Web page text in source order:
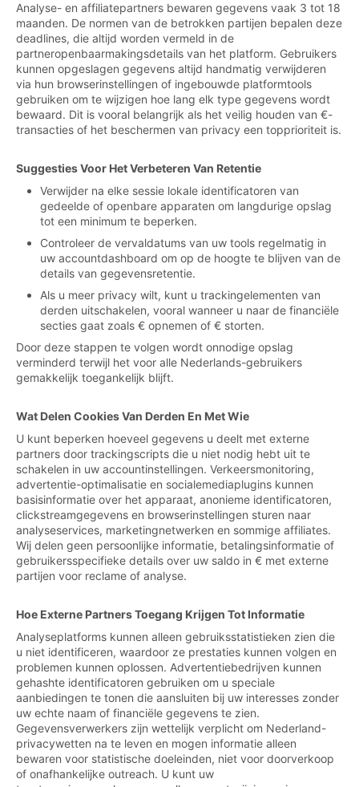
Analyse- en affiliatepartners bewaren gegevens vaak 3 tot 18
maanden. De normen van de betrokken partijen bepalen deze
deadlines, die altijd worden vermeld in de
partneropenbaarmakingsdetails van het platform. Gebruikers
kunnen opgeslagen gegevens altijd handmatig verwijderen
via hun browserinstellingen of ingebouwde platformtools
gebruiken om te wijzigen hoe lang elk type gegevens wordt
bewaard. Dit is vooral belangrijk als het veilig houden van €-
transacties of het beschermen van privacy een topprioriteit is.
Suggesties Voor Het Verbeteren Van Retentie
Verwijder na elke sessie lokale identificatoren van
gedeelde of openbare apparaten om langdurige opslag
tot een minimum te beperken.
Controleer de vervaldatums van uw tools regelmatig in
uw accountdashboard om op de hoogte te blijven van de
details van gegevensretentie.
Als u meer privacy wilt, kunt u trackingelementen van
derden uitschakelen, vooral wanneer u naar de financiële
secties gaat zoals € opnemen of € storten.
Door deze stappen te volgen wordt onnodige opslag
verminderd terwijl het voor alle Nederlands-gebruikers
gemakkelijk toegankelijk blijft.
Wat Delen Cookies Van Derden En Met Wie
U kunt beperken hoeveel gegevens u deelt met externe
partners door trackingscripts die u niet nodig hebt uit te
schakelen in uw accountinstellingen. Verkeersmonitoring,
advertentie-optimalisatie en socialemediaplugins kunnen
basisinformatie over het apparaat, anonieme identificatoren,
clickstreamgegevens en browserinstellingen sturen naar
analyseservices, marketingnetwerken en sommige affiliates.
Wij delen geen persoonlijke informatie, betalingsinformatie of
gebruikersspecifieke details over uw saldo in € met externe
partijen voor reclame of analyse.
Hoe Externe Partners Toegang Krijgen Tot Informatie
Analyseplatforms kunnen alleen gebruiksstatistieken zien die
u niet identificeren, waardoor ze prestaties kunnen volgen en
problemen kunnen oplossen. Advertentiebedrijven kunnen
gehashte identificatoren gebruiken om u speciale
aanbiedingen te tonen die aansluiten bij uw interesses zonder
uw echte naam of financiële gegevens te zien.
Gegevensverwerkers zijn wettelijk verplicht om Nederland-
privacywetten na te leven en mogen informatie alleen
bewaren voor statistische doeleinden, niet voor doorverkoop
of onafhankelijke outreach. U kunt uw